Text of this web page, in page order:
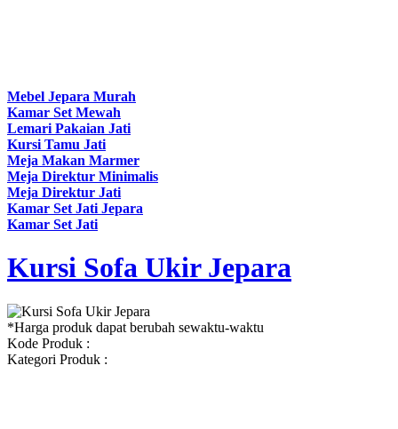
Mebel Jepara Murah
Kamar Set Mewah
Lemari Pakaian Jati
Kursi Tamu Jati
Meja Makan Marmer
Meja Direktur Minimalis
Meja Direktur Jati
Kamar Set Jati Jepara
Kamar Set Jati
Kursi Sofa Ukir Jepara
*Harga produk dapat berubah sewaktu-waktu
Kode Produk :
Kategori Produk :